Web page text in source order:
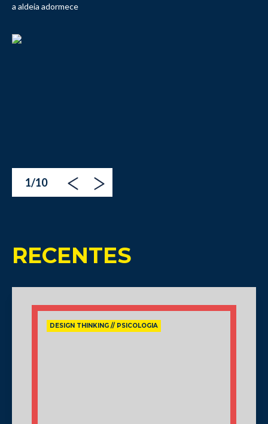
a aldeia adormece
1/10
RECENTES
DESIGN THINKING // PSICOLOGIA